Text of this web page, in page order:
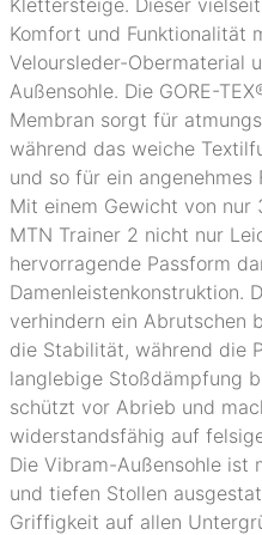
Klettersteige. Dieser
Komfort und Funktionalität
Veloursleder-Obermaterial
Außensohle. Die GORE-
Membran sorgt für
während das weiche
und so für ein angenehmes
Mit einem Gewicht von
MTN Trainer 2 nicht nur
hervorragende Passform
Damenleistenkonstruktion.
verhindern ein Abrutschen
die Stabilität, während die
langlebige Stoßdämpfung
schützt vor Abrieb und
widerstandsfähig auf
Die Vibram-Außensohle ist
und tiefen Stollen
Griffigkeit auf allen